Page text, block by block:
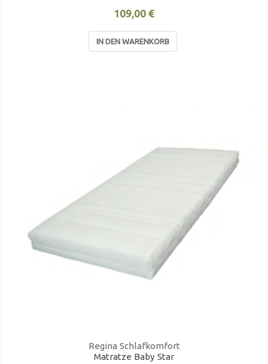
109,00 €
IN DEN WARENKORB
Regina Schlafkomfort
Matratze Baby Star